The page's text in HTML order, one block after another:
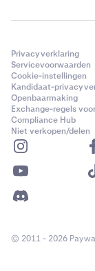
Privacyverklaring
Servicevoorwaarden
Cookie-instellingen
Kandidaat-
Openbaarmaking
Exchange-regels
Compliance Hub
Niet verkopen/delen
© 2011 - 2026